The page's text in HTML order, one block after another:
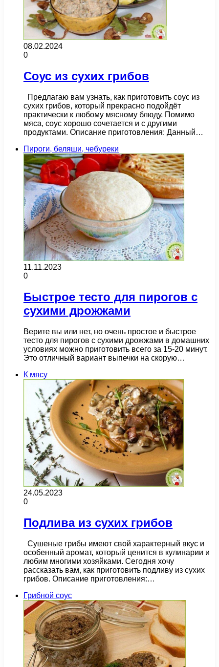
08.02.2024
0
Соус из сухих грибов
Предлагаю вам узнать, как приготовить соус из
сухих грибов, который прекрасно подойдёт
практически к любому мясному блюду. Помимо
мяса, соус хорошо сочетается и с другими
продуктами. Описание приготовления: Данный…
Пироги, беляши, чебуреки
11.11.2023
0
Быстрое тесто для пирогов с
сухими дрожжами
Верите вы или нет, но очень простое и быстрое
тесто для пирогов с сухими дрожжами в домашних
условиях можно приготовить всего за 15-20 минут.
Это отличный вариант выпечки на скорую…
К мясу
24.05.2023
0
Подлива из сухих грибов
Сушеные грибы имеют свой характерный вкус и
особенный аромат, который ценится в кулинарии и
любим многими хозяйками. Сегодня хочу
рассказать вам, как приготовить подливу из сухих
грибов. Описание приготовления:…
Грибной соус